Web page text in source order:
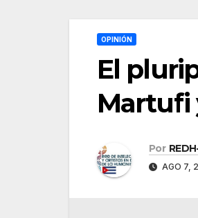
OPINIÓN
El
Martufi
Por
AGO 7,